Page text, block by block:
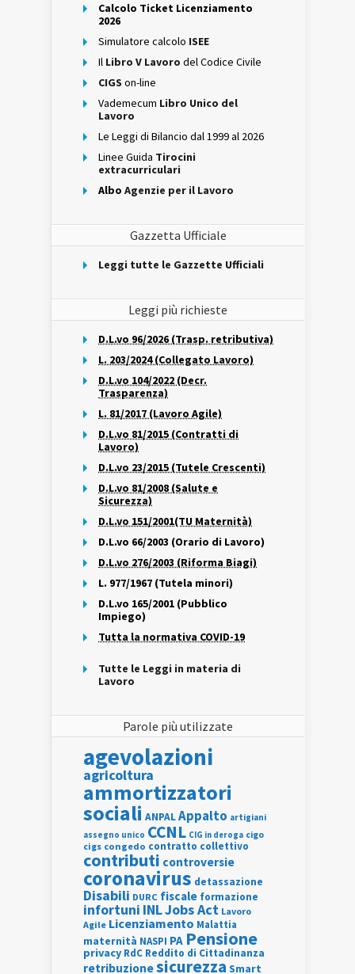
Calcolo Ticket Licenziamento
2026
Simulatore calcolo ISEE
Il Libro V Lavoro del Codice Civile
CIGS on-line
Vademecum Libro Unico del
Lavoro
Le Leggi di Bilancio dal 1999 al 2026
Linee Guida Tirocini
extracurriculari
Albo Agenzie per il Lavoro
Gazzetta Ufficiale
Leggi tutte le Gazzette Ufficiali
Leggi più richieste
D.L.vo 96/2026 (Trasp. retributiva)
L. 203/2024 (Collegato Lavoro)
D.L.vo 104/2022 (Decr.
Trasparenza)
L. 81/2017 (Lavoro Agile)
D.L.vo 81/2015 (Contratti di
Lavoro)
D.L.vo 23/2015 (Tutele Crescenti)
D.L.vo 81/2008 (Salute e
Sicurezza)
D.L.vo 151/2001(TU Maternità)
D.L.vo 66/2003 (Orario di Lavoro)
D.L.vo 276/2003 (Riforma Biagi)
L. 977/1967 (Tutela minori)
D.L.vo 165/2001 (Pubblico
Impiego)
Tutta la normativa COVID-19
Tutte le Leggi in materia di
Lavoro
Parole più utilizzate
agevolazioni
agricoltura
ammortizzatori
sociali ANPALAppalto artigiani
assegno unico CCNL CIG in deroga cigo
cigs congedo contratto collettivo
contributi controversie
coronavirus detassazione
Disabili DURC fiscale formazione
infortuni INLJobs Act Lavoro
Agile Licenziamento Malattia
maternità NASPI PA Pensione
privacy RdC Reddito di Cittadinanza
retribuzionesicurezza Smart